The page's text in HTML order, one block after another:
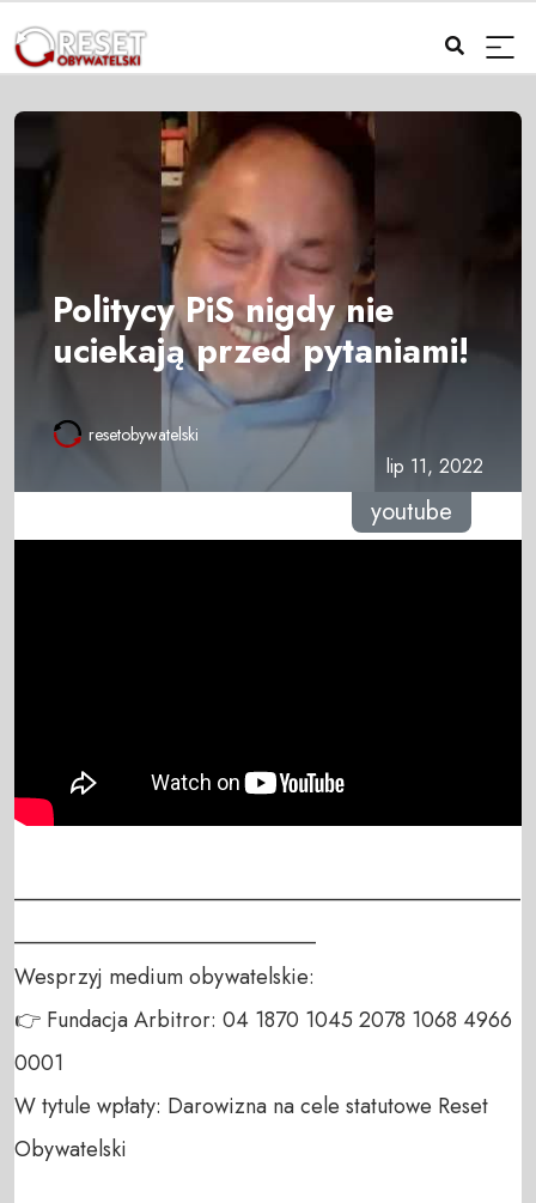
Politycy PiS nigdy nie
uciekają przed pytaniami!
resetobywatelski
lip 11, 2022
youtube
_______________________________________________
____________________________
Wesprzyj medium obywatelskie:
👉 Fundacja Arbitror: 04 1870 1045 2078 1068 4966
0001
W tytule wpłaty: Darowizna na cele statutowe Reset
Obywatelski